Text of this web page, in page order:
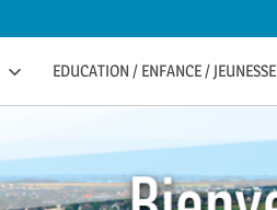
EDUCATION / ENFANCE / JEUNESSE